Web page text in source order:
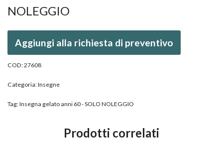
NOLEGGIO
Aggiungi alla richiesta di preventivo
COD:27608
Categoria:Insegne
Tag:Insegna gelato anni 60 - SOLO NOLEGGIO
Prodotti correlati